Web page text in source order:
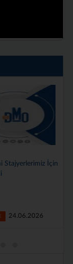
Stajyerlerimiz İçin
24.06.2026